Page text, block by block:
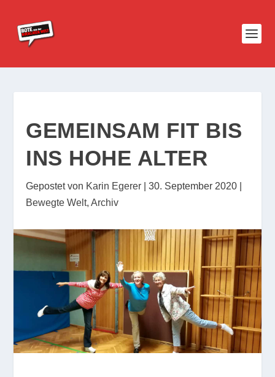
GEMEINSAM FIT BIS
INS HOHE ALTER
Gepostet von Karin Egerer |30. September 2020
Bewegte Welt,Archiv